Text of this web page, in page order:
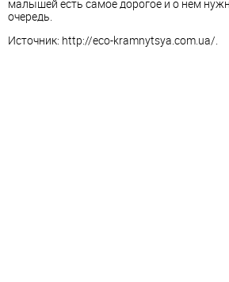
малышей есть самое дорогое и о нем
очередь.
Источник: http://eco-kramnytsya.com.ua/.